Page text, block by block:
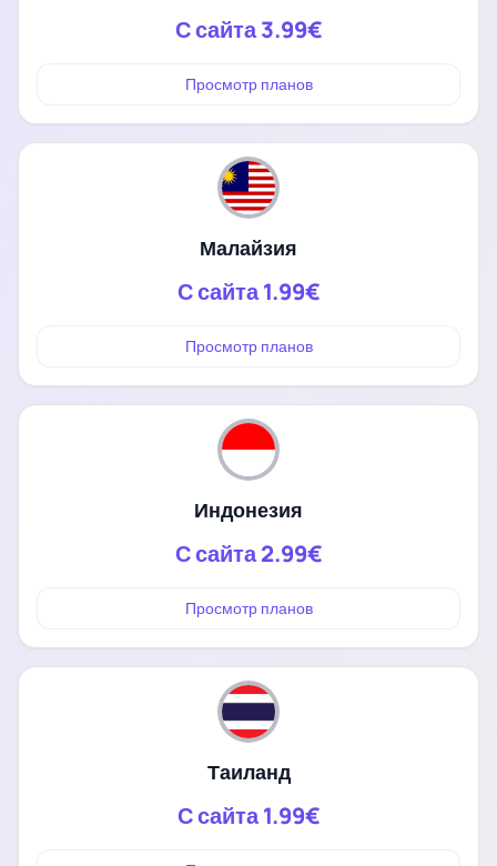
С сайта3.99€
Просмотр планов
Малайзия
С сайта1.99€
Просмотр планов
Индонезия
С сайта2.99€
Просмотр планов
Таиланд
С сайта1.99€